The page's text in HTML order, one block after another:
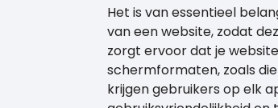
Het is van essentieel
van een website, zodat
zorgt ervoor dat je
schermformaten, zoals
krijgen gebruikers op elk